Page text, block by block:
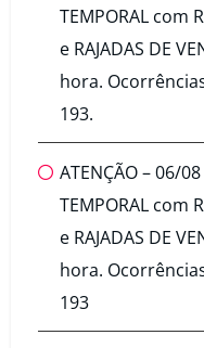
TEMPORAL com
e RAJADAS DE
hora.
193.
ATENÇÃO – 06/
TEMPORAL com
e RAJADAS DE
hora.
193